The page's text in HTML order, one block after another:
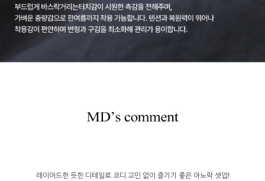
레이어드한 듯한 디테일로 코디 고민 없이 즐기기 좋은 아노락 셋업!